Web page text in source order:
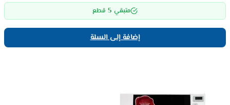
متبقي 5 قطع
إضافة إلى السلة